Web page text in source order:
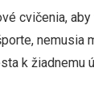
cvičenia,
nemusia
k žiadnemu